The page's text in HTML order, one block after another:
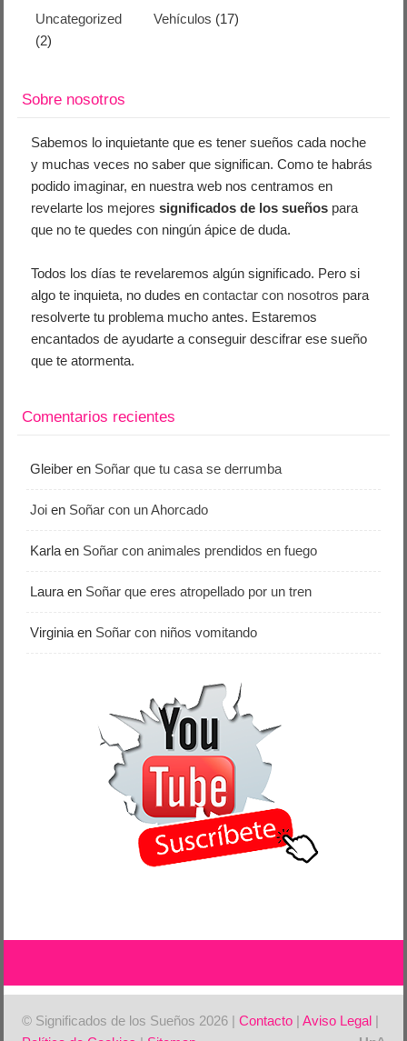
Uncategorized
(2)
Vehículos (17)
Sobre nosotros
Sabemos lo inquietante que es tener sueños cada noche
y muchas veces no saber que significan. Como te habrás
podido imaginar, en nuestra web nos centramos en
revelarte los mejoressignificados de los sueños para
que no te quedes con ningún ápice de duda.
Todos los días te revelaremos algún significado. Pero si
algo te inquieta, no dudes encontactar con nosotros para
resolverte tu problema mucho antes. Estaremos
encantados de ayudarte a conseguir descifrar ese sueño
que te atormenta.
Comentarios recientes
Gleiber en Soñar que tu casa se derrumba
Joi en Soñar con un Ahorcado
Karla en Soñar con animales prendidos en fuego
Laura en Soñar que eres atropellado por un tren
Virginia en Soñar con niños vomitando
© Significados de los Sueños 2026 |Contacto |Aviso Legal |